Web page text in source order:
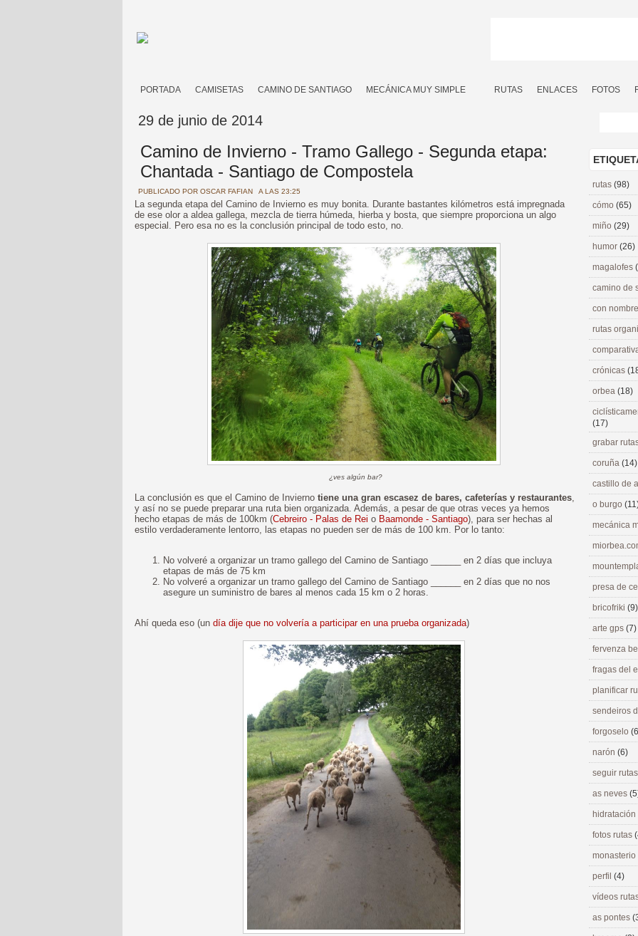
PORTADA CAMISETAS CAMINO DE SANTIAGO MECÁNICA MUY SIMPLE RUTAS ENLACES FOTOS
29 de junio de 2014
Camino de Invierno - Tramo Gallego - Segunda etapa:
Chantada - Santiago de Compostela
PUBLICADO POR OSCAR FAFIAN A LAS 23:25
La segunda etapa del Camino de Invierno es muy bonita. Durante bastantes kilómetros está impregnada
de ese olor a aldea gallega, mezcla de tierra húmeda, hierba y bosta, que siempre proporciona un algo
especial. Pero esa no es la conclusión principal de todo esto, no.
¿ves algún bar?
La conclusión es que el Camino de Invierno tiene una gran escasez de bares, cafeterías y restaurantes,
y así no se puede preparar una ruta bien organizada. Además, a pesar de que otras veces ya hemos
hecho etapas de más de 100km (Cebreiro - Palas de Rei o Baamonde - Santiago), para ser hechas al
estilo verdaderamente lentorro, las etapas no pueden ser de más de 100 km. Por lo tanto:
No volveré a organizar un tramo gallego del Camino de Santiago ______ en 2 días que incluya
etapas de más de 75 km
No volveré a organizar un tramo gallego del Camino de Santiago ______ en 2 días que no nos
asegure un suministro de bares al menos cada 15 km o 2 horas.
Ahí queda eso (un día dije que no volvería a participar en una prueba organizada)
rutas (98)
cómo (65)
miño (29)
humor (26)
magalofes
camino de
con
rutas
crónicas
orbea (18)
(17)
grabar
coruña (14)
castillo de
o burgo
mecánica
presa de
bricofriki (9)
arte gps (7)
fervenza
fragas del
planificar
sendeiros
forgoselo
narón (6)
seguir
as neves
hidratación
fotos rutas
perfil (4)
vídeos
as pontes